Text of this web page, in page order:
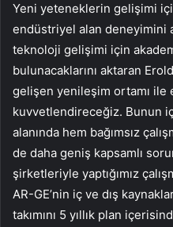
Yeni yeteneklerin gelişimi
endüstriyel alan deneyimini
teknoloji gelişimi için
bulunacaklarını aktaran
gelişen yenileşim ortamı ile
kuvvetlendireceğiz. Bunun
alanında hem bağımsız
de daha geniş kapsamlı
şirketleriyle yaptığımız
AR-GE’nin iç ve dış
takımını 5 yıllık plan